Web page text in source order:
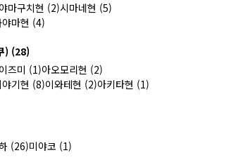
야마구치현 (2)시마네현 (5)
마현 (4)
) (28)
즈미 (1)아오모리현 (2)
야기현 (8)이와테현 (2)아키타현 (1)
(26)미야코 (1)